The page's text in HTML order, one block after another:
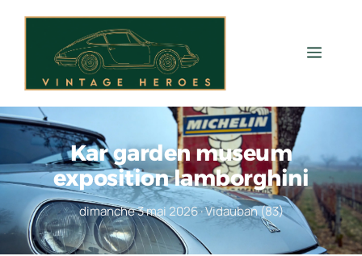
Menu
Kar garden museum
exposition lamborghini
dimanche 3 mai 2026 · Vidauban (83)